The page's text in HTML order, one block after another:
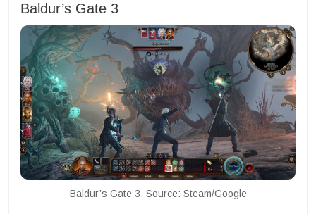
Baldur’s Gate 3
Baldur’s Gate 3. Source: Steam/Google